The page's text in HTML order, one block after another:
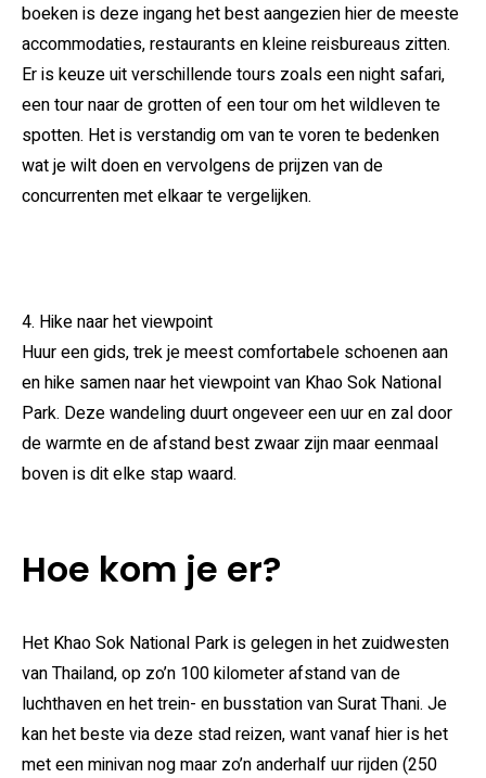
boeken is deze ingang het best aangezien hier de meeste
accommodaties, restaurants en kleine reisbureaus zitten.
Er is keuze uit verschillende tours zoals een night safari,
een tour naar de grotten of een tour om het wildleven te
spotten. Het is verstandig om van te voren te bedenken
wat je wilt doen en vervolgens de prijzen van de
concurrenten met elkaar te vergelijken.
4. Hike naar het viewpoint
Huur een gids, trek je meest comfortabele schoenen aan
en hike samen naar het viewpoint van Khao Sok National
Park. Deze wandeling duurt ongeveer een uur en zal door
de warmte en de afstand best zwaar zijn maar eenmaal
boven is dit elke stap waard.
Hoe kom je er?
Het Khao Sok National Park is gelegen in het zuidwesten
van Thailand, op zo’n 100 kilometer afstand van de
luchthaven en het trein- en busstation van Surat Thani. Je
kan het beste via deze stad reizen, want vanaf hier is het
met een minivan nog maar zo’n anderhalf uur rijden (250